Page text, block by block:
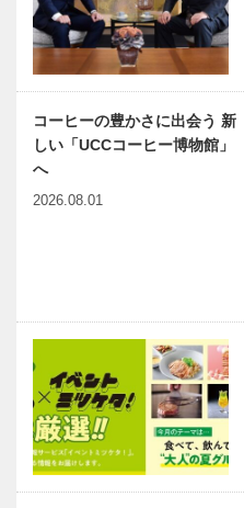
神大病院の魅
力はココだ！
Vol.45 神戸
大学医学部附
属病院 病理
の弐拾九～
田中 邦衛
（たなか く
にえ）
1932～20…
コーヒーの豊かさに出会う 新
しい「UCCコーヒー博物館」
へ
2026.08.01